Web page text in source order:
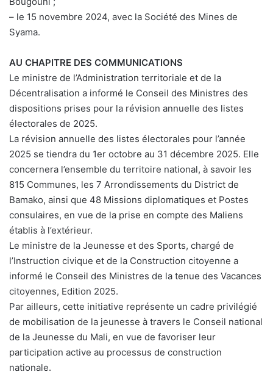
– le 15 novembre 2024, avec la Société des Mines de
Syama.
AU CHAPITRE DES COMMUNICATIONS
Le ministre de l’Administration territoriale et de la
Décentralisation a informé le Conseil des Ministres des
dispositions prises pour la révision annuelle des listes
électorales de 2025.
La révision annuelle des listes électorales pour l’année
2025 se tiendra du 1er octobre au 31 décembre 2025. Elle
concernera l’ensemble du territoire national, à savoir les
815 Communes, les 7 Arrondissements du District de
Bamako, ainsi que 48 Missions diplomatiques et Postes
consulaires, en vue de la prise en compte des Maliens
établis à l’extérieur.
Le ministre de la Jeunesse et des Sports, chargé de
l’Instruction civique et de la Construction citoyenne a
informé le Conseil des Ministres de la tenue des Vacances
citoyennes, Edition 2025.
Par ailleurs, cette initiative représente un cadre privilégié
de mobilisation de la jeunesse à travers le Conseil national
de la Jeunesse du Mali, en vue de favoriser leur
participation active au processus de construction
nationale.